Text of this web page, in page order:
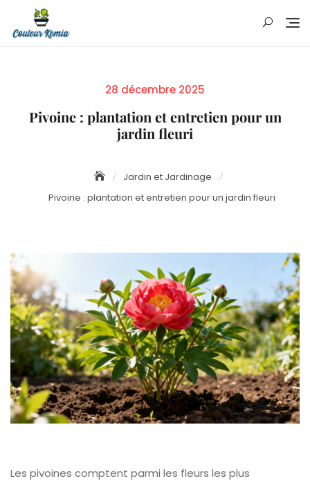
content
Posted
28 décembre 2025
Pivoine : plantation et entretien pour un
jardin fleuri
Jardin et Jardinage
Pivoine : plantation et entretien pour un jardin fleuri
Les pivoines comptent parmi les fleurs les plus